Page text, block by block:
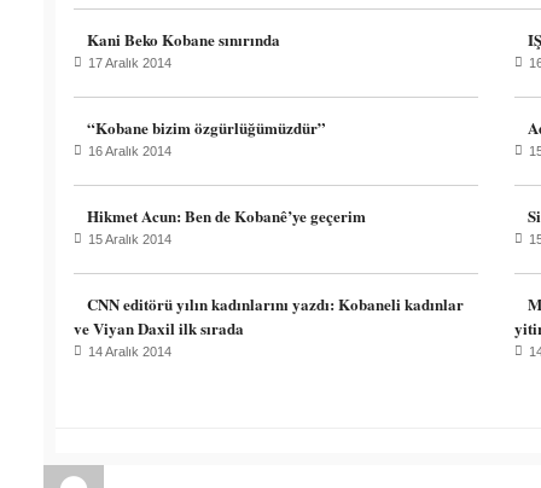
Kani Beko Kobane sınırında
17 Aralık 2014
“Kobane bizim özgürlüğümüzdür”
16 Aralık 2014
Hikmet Acun: Ben de Kobanê’ye geçerim
15 Aralık 2014
CNN editörü yılın kadınlarını yazdı: Kobaneli kadınlar
ve Viyan Daxil ilk sırada
14 Aralık 2014